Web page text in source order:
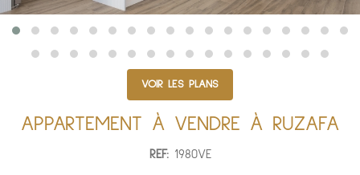
VOIR LES PLANS
APPARTEMENT À VENDRE À RUZAFA
REF:1980VE